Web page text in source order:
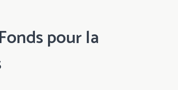
pour la